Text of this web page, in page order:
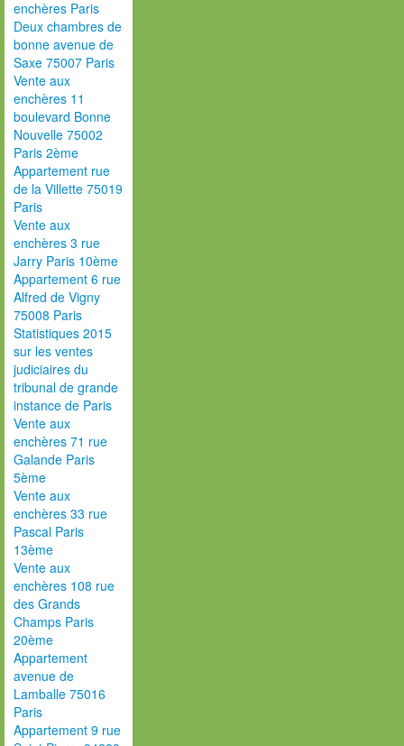
enchères Paris
Deux chambres de
bonne avenue de
Saxe 75007 Paris
Vente aux
enchères 11
boulevard Bonne
Nouvelle 75002
Paris 2ème
Appartement rue
de la Villette 75019
Paris
Vente aux
enchères 3 rue
Jarry Paris 10ème
Appartement 6 rue
Alfred de Vigny
75008 Paris
Statistiques 2015
sur les ventes
judiciaires du
tribunal de grande
instance de Paris
Vente aux
enchères 71 rue
Galande Paris
5ème
Vente aux
enchères 33 rue
Pascal Paris
13ème
Vente aux
enchères 108 rue
des Grands
Champs Paris
20ème
Appartement
avenue de
Lamballe 75016
Paris
Appartement 9 rue